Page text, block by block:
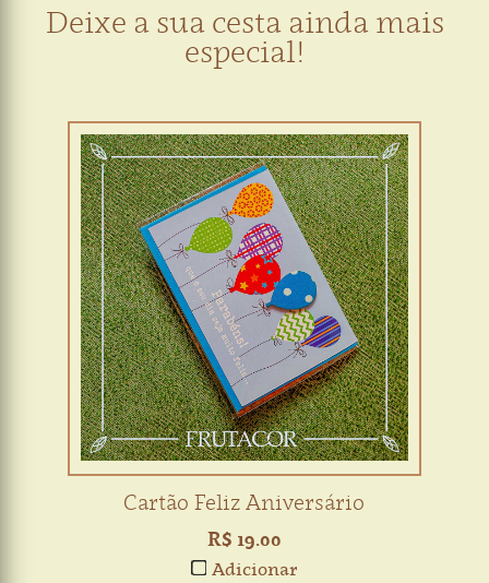
Deixe a sua cesta ainda mais
especial!
Cartão Feliz Aniversário
R$ 19.00
Adicionar